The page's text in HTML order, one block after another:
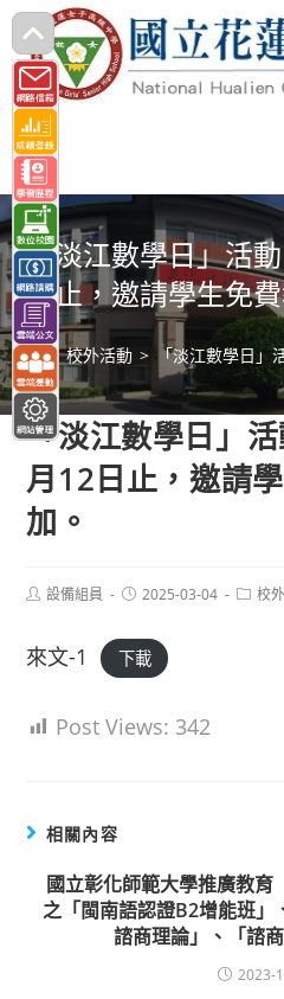
跳
轉
至
主
要
內
容 「淡江數學日」活
日止，邀請學生免
> 校外活動 > 「淡江數學日
「淡江數學日」
月12日止，邀請
加。
Post設備組員
Post2025-03-04
Post校
來文-1 下載
Post Views: 342
相關內容
國立彰化師範大學推廣教育
之「閩南語認證B2增能班」
諮商理論」、「諮
2023-